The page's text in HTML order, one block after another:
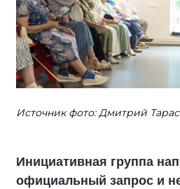
Источник фото: Дмитрий
Инициативная группа
официальный запрос и